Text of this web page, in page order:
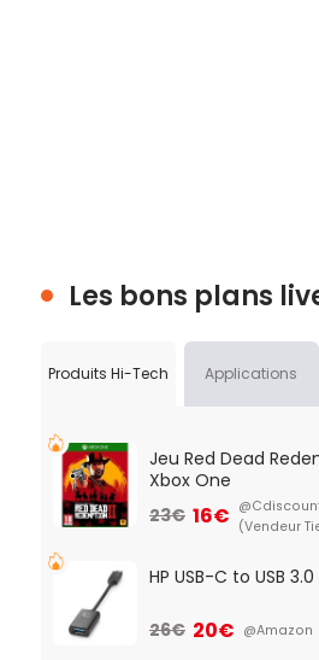
Les bons plans
Produits Hi-Tech Applications
Jeu Red Dead
Xbox One
23€ 16€ (Vendeur
HP USB-C to USB
26€ 20€ @Amazon